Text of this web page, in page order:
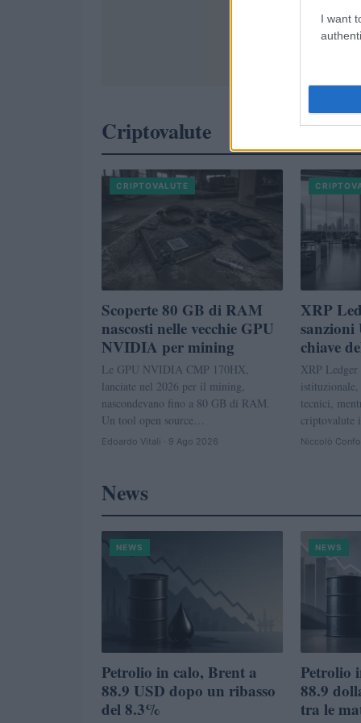
I want
Criptovalute
CRIPTOVALUTE
Scoperte 80 GB di RAM
nascosti nelle vecchie GPU
NVIDIA per mining
Le GPU NVIDIA CMP 170HX,
lanciate nel 2026 per il mining,
nascondevano fino a 80 GB di RAM.
Un tool open source…
Edoardo Vitali · 9 Ago 2026
XRP
chiave
XRP Ledger
tecnici,
criptovalute
Niccolò
News
NEWS
Petrolio in calo, Brent a
88.9 USD dopo un ribasso
del 8.3%
NEWS
Petrolio
88.9
tra le